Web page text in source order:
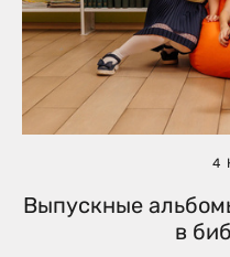
4
Выпускные
в